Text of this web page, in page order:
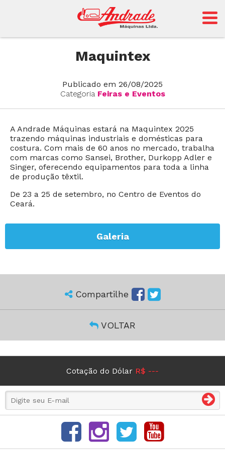
Andrade
Sansei
Maquintex
Publicado em 26/08/2025
Categoria Feiras e Eventos
A Andrade Máquinas estará na Maquintex 2025
trazendo máquinas industriais e domésticas para
costura. Com mais de 60 anos no mercado, trabalha
com marcas como Sansei, Brother, Durkopp Adler e
Singer, oferecendo equipamentos para toda a linha
de produção têxtil.
De 23 a 25 de setembro, no Centro de Eventos do
Ceará.
Galeria
Compartilhe
VOLTAR
Cotação do Dólar R$ ---